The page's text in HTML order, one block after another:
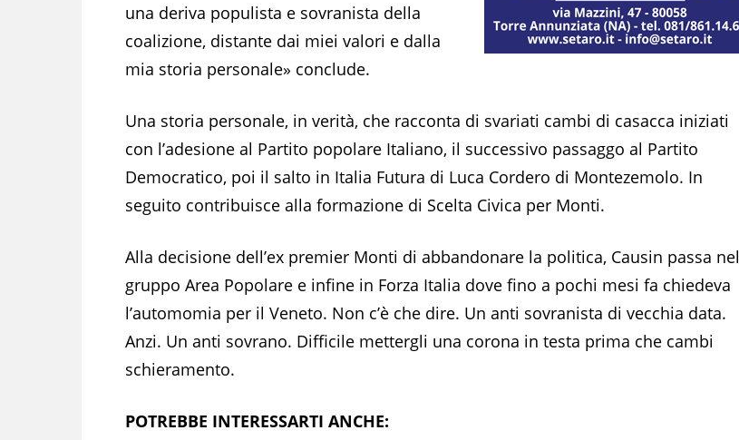
una deriva populista e sovranista della
coalizione, distante dai miei valori e dalla
mia storia personale» conclude.
Una storia personale, in verità, che racconta di svariati cambi di casacca iniziati
con l’adesione al Partito popolare Italiano, il successivo passaggo al Partito
Democratico, poi il salto in Italia Futura di Luca Cordero di Montezemolo. In
seguito contribuisce alla formazione di Scelta Civica per Monti.
Alla decisione dell’ex premier Monti di abbandonare la politica, Causin passa nel
gruppo Area Popolare e infine in Forza Italia dove fino a pochi mesi fa chiedeva
l’automomia per il Veneto. Non c’è che dire. Un anti sovranista di vecchia data.
Anzi. Un anti sovrano. Difficile mettergli una corona in testa prima che cambi
schieramento.
POTREBBE INTERESSARTI ANCHE: